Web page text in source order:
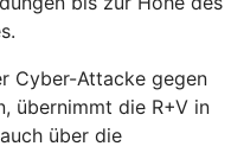
Cyber-Attacke gegen
übernimmt die R+V in
über die